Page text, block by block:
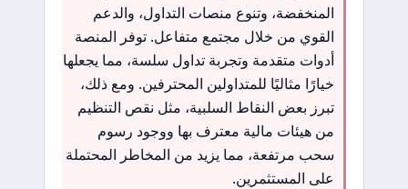
المنخفضة، وتنوع منصات التداول، والدعم
القوي من خلال مجتمع متفاعل. توفر المنصة
أدوات متقدمة وتجربة تداول سلسة، مما يجعلها
خيارًا مثاليًا للمتداولين المحترفين. ومع ذلك،
تبرز بعض النقاط السلبية، مثل نقص التنظيم
من هيئات مالية معترف بها ووجود رسوم
سحب مرتفعة، مما يزيد من المخاطر المحتملة
على المستثمرين.